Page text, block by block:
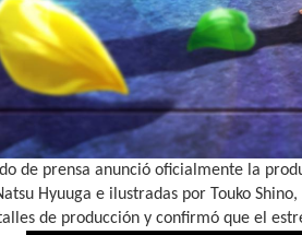
de prensa anunció oficialmente la
Hyuuga e ilustradas por Touko
de producción y confirmó que el